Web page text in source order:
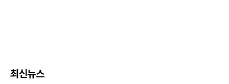
최신뉴스